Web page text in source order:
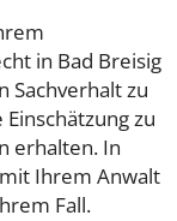
in Bad Breisig
Sachverhalt zu
zu
erhalten. In
Ihrem Anwalt
Fall.